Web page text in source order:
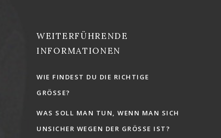
WEITERFÜHRENDE
INFORMATIONEN
WIE FINDEST DU DIE RICHTIGE
GRÖSSE?
WAS SOLL MAN TUN, WENN MAN SICH
UNSICHER WEGEN DER GRÖSSE IST?